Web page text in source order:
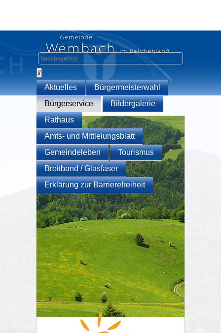
Aktuelles
Bürgermeisterwahl
Bürgerservice
Bildergalerie
Rathaus
Amts- und Mittleiungsblatt
Gemeindeleben
Tourismus
Breitband / Glasfaser
Erklärung zur Barrierefreiheit